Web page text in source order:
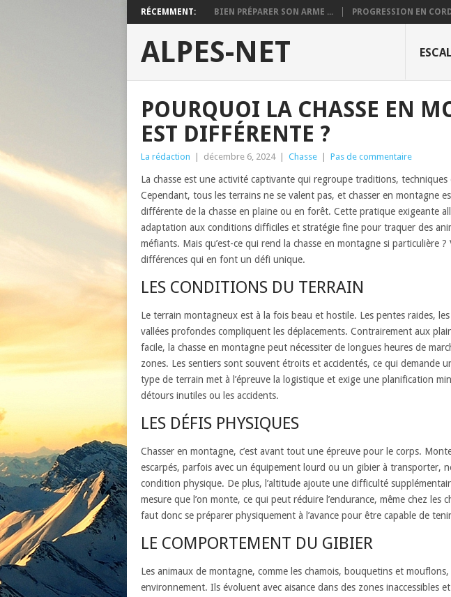
RÉCEMMENT: BIEN PRÉPARER SON ARME ... PROGRESSION EN
ALPES-NET
POURQUOI LA CHASSE EN
EST DIFFÉRENTE ?
La rédaction décembre 6, 2024 Chasse Pas de commentaire
La chasse est une activité captivante qui regroupe traditions,
Cependant, tous les terrains ne se valent pas, et chasser en montagne
différente de la chasse en plaine ou en forêt. Cette pratique exigeante
adaptation aux conditions difficiles et stratégie fine pour traquer des
méfiants. Mais qu’est-ce qui rend la chasse en montagne si particulière ?
différences qui en font un défi unique.
LES CONDITIONS DU TERRAIN
Le terrain montagneux est à la fois beau et hostile. Les pentes raides, les
vallées profondes compliquent les déplacements. Contrairement aux
facile, la chasse en montagne peut nécessiter de longues heures de
zones. Les sentiers sont souvent étroits et accidentés, ce qui demande
type de terrain met à l’épreuve la logistique et exige une planification
détours inutiles ou les accidents.
LES DÉFIS PHYSIQUES
Chasser en montagne, c’est avant tout une épreuve pour le corps.
escarpés, parfois avec un équipement lourd ou un gibier à transporter,
condition physique. De plus, l’altitude ajoute une difficulté
mesure que l’on monte, ce qui peut réduire l’endurance, même chez les
faut donc se préparer physiquement à l’avance pour être capable de
LE COMPORTEMENT DU GIBIER
Les animaux de montagne, comme les chamois, bouquetins et
environnement. Ils évoluent avec aisance dans des zones inaccessibles